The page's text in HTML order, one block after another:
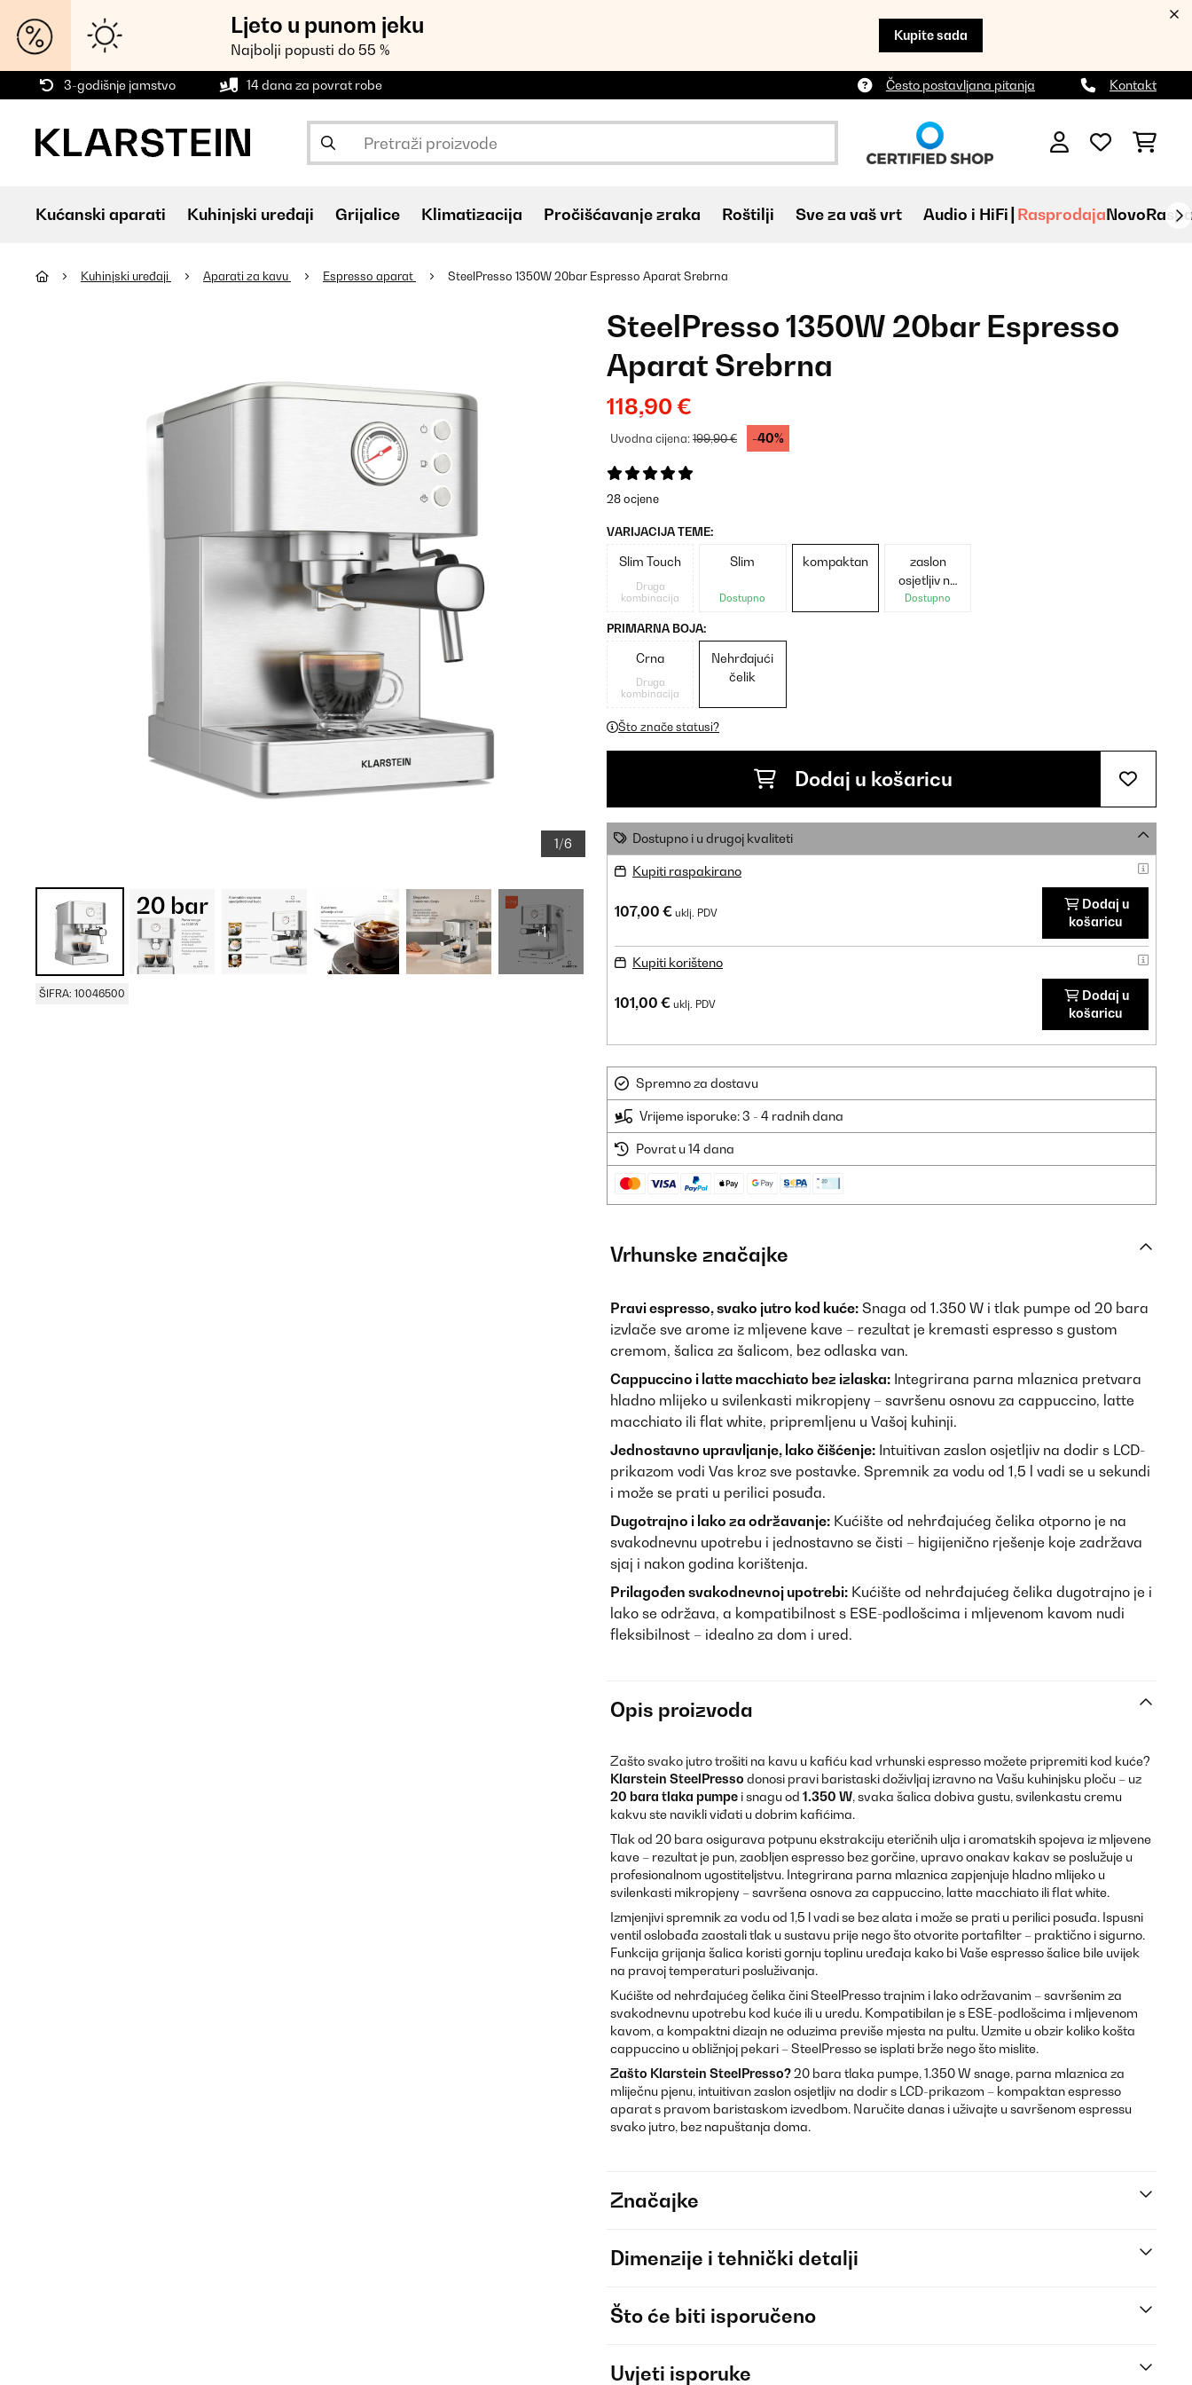
Ljeto u punom jeku
Najbolji popusti do 55 %
Kupite sada
3-godišnje jamstvo 14 dana za povrat robe Često postavljana pitanja Kontakt
Kućanski aparati Kuhinjski uređaji Grijalice Klimatizacija Pročišćavanje zraka Roštilji Sve za vaš vrt Audio i HiFi RasprodajaNovo
Kuhinjski uređaji Aparati za kavu Espresso aparat SteelPresso 1350W 20bar Espresso Aparat Srebrna
1/6
+1
ŠIFRA: 10046500
SteelPresso 1350W 20bar Espresso
Aparat Srebrna
118,90 €
Uvodna cijena:199,90 € -40%
28 ocjene
VARIJACIJA TEME:
Slim Touch
Druga
kombinacija
Slim
Dostupno
kompaktan
zaslon
osjetljiv na
dodir
Dostupno
PRIMARNA BOJA:
Crna
Druga
kombinacija
Nehrđajući
čelik
Što znače statusi?
Dodaj u košaricu
Dostupno i u drugoj kvaliteti
Kupiti raspakirano
107,00 € uklj. PDV
Dodaj u
košaricu
Kupiti korišteno
101,00 € uklj. PDV
Dodaj u
košaricu
Spremno za dostavu
Vrijeme isporuke: 3 - 4 radnih dana
Povrat u 14 dana
Vrhunske značajke
Pravi espresso, svako jutro kod kuće: Snaga od 1.350 W i tlak pumpe od 20 bara
izvlače sve arome iz mljevene kave – rezultat je kremasti espresso s gustom
cremom, šalica za šalicom, bez odlaska van.
Cappuccino i latte macchiato bez izlaska: Integrirana parna mlaznica pretvara
hladno mlijeko u svilenkasti mikropjeny – savršenu osnovu za cappuccino, latte
macchiato ili flat white, pripremljenu u Vašoj kuhinji.
Jednostavno upravljanje, lako čišćenje: Intuitivan zaslon osjetljiv na dodir s LCD-
prikazom vodi Vas kroz sve postavke. Spremnik za vodu od 1,5 l vadi se u sekundi
i može se prati u perilici posuđa.
Dugotrajno i lako za održavanje: Kućište od nehrđajućeg čelika otporno je na
svakodnevnu upotrebu i jednostavno se čisti – higijenično rješenje koje zadržava
sjaj i nakon godina korištenja.
Prilagođen svakodnevnoj upotrebi: Kućište od nehrđajućeg čelika dugotrajno je i
lako se održava, a kompatibilnost s ESE-podlošcima i mljevenom kavom nudi
fleksibilnost – idealno za dom i ured.
Opis proizvoda
Zašto svako jutro trošiti na kavu u kafiću kad vrhunski espresso možete pripremiti kod kuće?
Klarstein SteelPresso donosi pravi baristaski doživljaj izravno na Vašu kuhinjsku ploču – uz
20 bara tlaka pumpe i snagu od 1.350 W, svaka šalica dobiva gustu, svilenkastu cremu
kakvu ste navikli viđati u dobrim kafićima.
Tlak od 20 bara osigurava potpunu ekstrakciju eteričnih ulja i aromatskih spojeva iz mljevene
kave – rezultat je pun, zaobljen espresso bez gorčine, upravo onakav kakav se poslužuje u
profesionalnom ugostiteljstvu. Integrirana parna mlaznica zapjenjuje hladno mlijeko u
svilenkasti mikropjeny – savršena osnova za cappuccino, latte macchiato ili flat white.
Izmjenjivi spremnik za vodu od 1,5 l vadi se bez alata i može se prati u perilici posuđa. Ispusni
ventil oslobađa zaostali tlak u sustavu prije nego što otvorite portafilter – praktično i sigurno.
Funkcija grijanja šalica koristi gornju toplinu uređaja kako bi Vaše espresso šalice bile uvijek
na pravoj temperaturi posluživanja.
Kućište od nehrđajućeg čelika čini SteelPresso trajnim i lako održavanim – savršenim za
svakodnevnu upotrebu kod kuće ili u uredu. Kompatibilan je s ESE-podlošcima i mljevenom
kavom, a kompaktni dizajn ne oduzima previše mjesta na pultu. Uzmite u obzir koliko košta
cappuccino u obližnjoj pekari – SteelPresso se isplati brže nego što mislite.
Zašto Klarstein SteelPresso?20 bara tlaka pumpe, 1.350 W snage, parna mlaznica za
mliječnu pjenu, intuitivan zaslon osjetljiv na dodir s LCD-prikazom – kompaktan espresso
aparat s pravom baristaskom izvedbom. Naručite danas i uživajte u savršenom espressu
svako jutro, bez napuštanja doma.
Značajke
Dimenzije i tehnički detalji
Što će biti isporučeno
Uvjeti isporuke